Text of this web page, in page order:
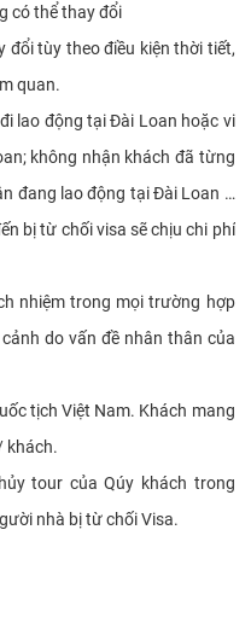
có thể thay đổi
tùy theo điều kiện thời tiết,
quan.
lao động tại Đài Loan hoặc vi
không nhận khách đã từng
đang lao động tại Đài Loan …
bị từ chối visa sẽ chịu chi phí
nhiệm trong mọi trường hợp
do vấn đề nhân thân của
tịch Việt Nam. Khách mang
khách.
tour của Qúy khách trong
nhà bị từ chối Visa.